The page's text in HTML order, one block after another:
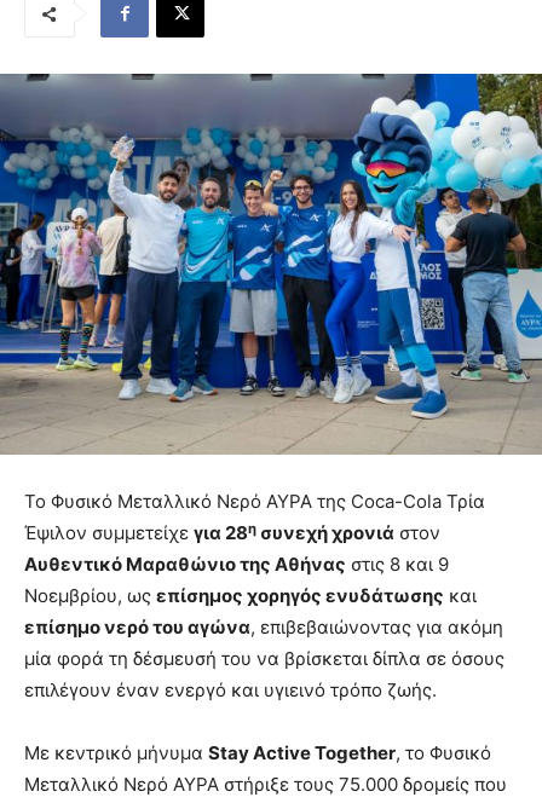
Το Φυσικό Μεταλλικό Νερό ΑΥΡΑ της Coca-Cola Τρία
Έψιλον συμμετείχε για 28η συνεχή χρονιά στον
Αυθεντικό Μαραθώνιο της Αθήνας στις 8 και 9
Νοεμβρίου, ως επίσημος χορηγός ενυδάτωσης και
επίσημο νερό του αγώνα, επιβεβαιώνοντας για ακόμη
μία φορά τη δέσμευσή του να βρίσκεται δίπλα σε όσους
επιλέγουν έναν ενεργό και υγιεινό τρόπο ζωής.
Με κεντρικό μήνυμα Stay Active Together, το Φυσικό
Μεταλλικό Νερό ΑΥΡΑ στήριξε τους 75.000 δρομείς που